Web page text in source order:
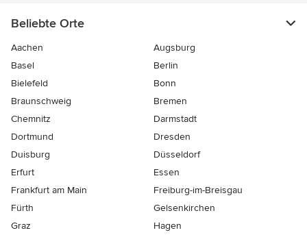
Beliebte Orte
Aachen
Augsburg
Basel
Berlin
Bielefeld
Bonn
Braunschweig
Bremen
Chemnitz
Darmstadt
Dortmund
Dresden
Duisburg
Düsseldorf
Erfurt
Essen
Frankfurt am Main
Freiburg-im-Breisgau
Fürth
Gelsenkirchen
Graz
Hagen